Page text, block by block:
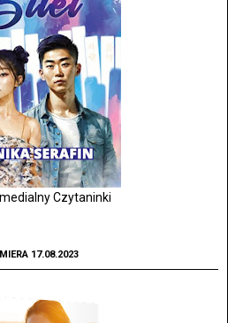
Czytaninki
17.08.2023